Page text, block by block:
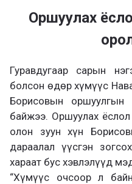
Оршуулах
Гуравдугаар сарын
болсон өдөр хүмүүс
Борисовын оршуулгын
байжээ. Оршуулах
олон зуун хүн
дараалал үүсгэн
хараат бус хэвлэлүүд
“Хүмүүс очсоор л